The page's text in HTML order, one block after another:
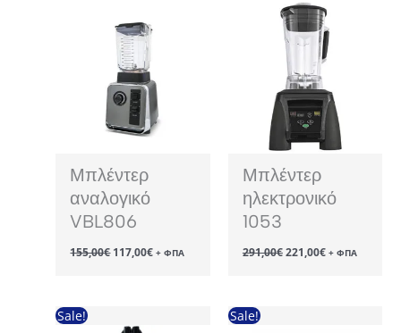
Μπλέντερ
αναλογικό
VBL806
155,00€ Original
price
117,00€Η+ ΦΠΑ
Μπλέντερ
ηλεκτρονικό
1053
291,00€Original
price
221,00€Η+ ΦΠΑ
Sale! Sale!